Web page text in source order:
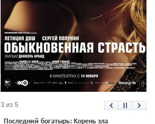
3 из 5
Последний богатырь: Корень зла